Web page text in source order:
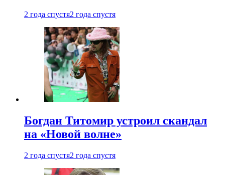
2 года спустя2 года спустя
Богдан Титомир устроил скандал
на «Новой волне»
2 года спустя2 года спустя